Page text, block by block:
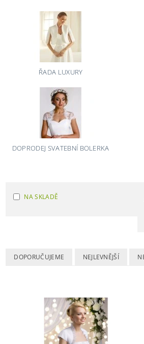
ŘADA LUXURY
DOPRODEJ SVATEBNÍ BOLERKA
NA SKLADĚ
DOPORUČUJEME NEJLEVNĚJŠÍ